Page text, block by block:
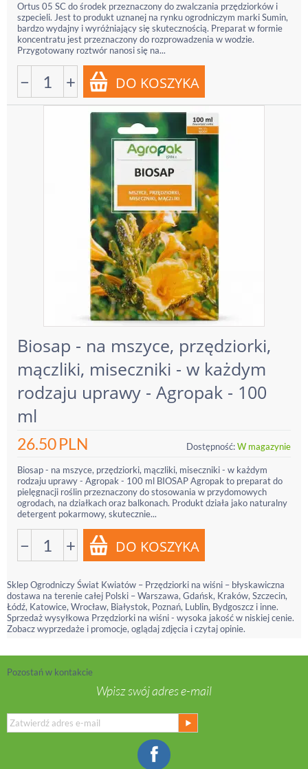
Ortus 05 SC do środek przeznaczony do zwalczania przędziorków i
szpecieli. Jest to produkt uznanej na rynku ogrodniczym marki Sumin,
bardzo wydajny i wyróżniający się skutecznością. Preparat w formie
koncentratu jest przeznaczony do rozprowadzenia w wodzie.
Przygotowany roztwór nanosi się na...
− +
Biosap - na mszyce, przędziorki,
mączliki, miseczniki - w każdym
rodzaju uprawy - Agropak - 100
ml
26.50PLN Dostępność:W magazynie
Biosap - na mszyce, przędziorki, mączliki, miseczniki - w każdym
rodzaju uprawy - Agropak - 100 ml BIOSAP Agropak to preparat do
pielęgnacji roślin przeznaczony do stosowania w przydomowych
ogrodach, na działkach oraz balkonach. Produkt działa jako naturalny
detergent pokarmowy, skutecznie...
− +
Sklep Ogrodniczy Świat Kwiatów – Przędziorki na wiśni – błyskawiczna
dostawa na terenie całej Polski – Warszawa, Gdańsk, Kraków, Szczecin,
Łódź, Katowice, Wrocław, Białystok, Poznań, Lublin, Bydgoszcz i inne.
Sprzedaż wysyłkowa Przędziorki na wiśni - wysoka jakość w niskiej cenie.
Zobacz wyprzedaże i promocje, oglądaj zdjęcia i czytaj opinie.
Pozostań w kontakcie
Wpisz swój adres e-mail